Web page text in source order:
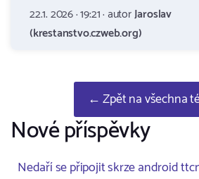
22.1. 2026 · 19:21 · autorJaroslav
(krestanstvo.czweb.org)
← Zpět na všechna
Nové příspěvky
Nedaří se připojit skrze android